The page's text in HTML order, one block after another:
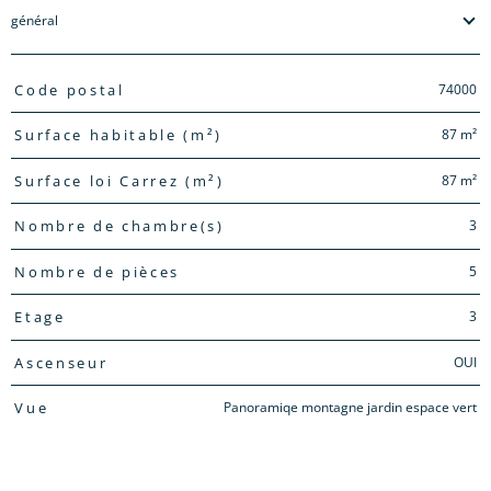
général
TRAD_PAMPERO_Caracteristique
Code postal 74000
Surface habitable (m²) 87 m²
Surface loi Carrez (m²) 87 m²
Nombre de chambre(s) 3
Nombre de pièces 5
Etage 3
Ascenseur OUI
Vue Panoramiqe montagne jardin espace vert